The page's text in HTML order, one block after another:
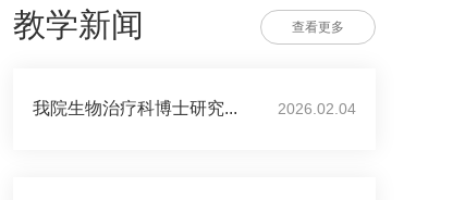
教学新闻 查看更多
我院生物治疗科博士研究... 2026.02.04